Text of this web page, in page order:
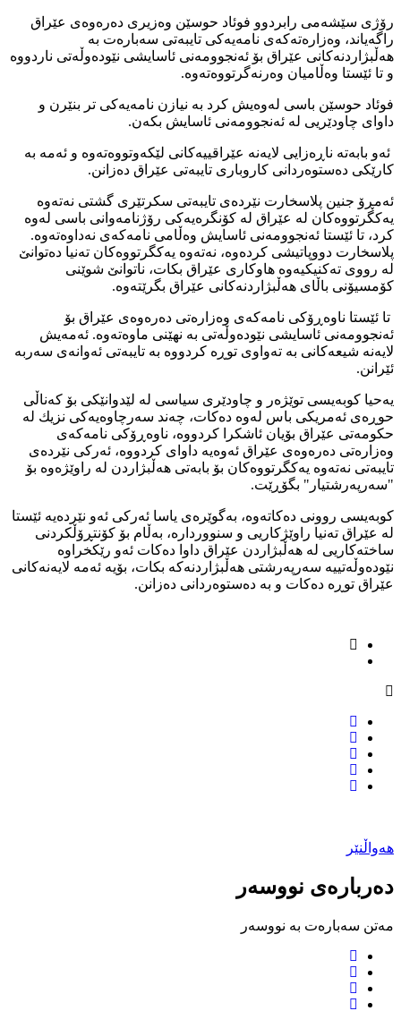
رۆژى سێشه‌مى رابردوو فوئاد حوسێن وه‌زیرى ده‌ره‌وه‌ى عێراق
راگه‌یاند، وه‌زاره‌ته‌كه‌ى نامه‌یه‌كى تایبه‌تى سه‌باره‌ت به‌
هه‌ڵبژاردنه‌كانى عێراق بۆ ئه‌نجوومه‌نى ئاسایشى نێوده‌وڵه‌تى ناردووه‌
و تا ئێستا وه‌ڵامیان وه‌رنه‌گرتووه‌ته‌وه‌.
فوئاد حوسێن باسى له‌وه‌یش كرد به ‌نیازن نامه‌یه‌كى تر بنێرن و
داواى چاودێريى له‌ ئه‌نجوومه‌نى ئاسایش بكه‌ن.
ئه‌و بابه‌ته‌ ناڕه‌زایى لایه‌نه‌ عێراقییه‌كانى لێكه‌وتووه‌ته‌وه‌ و ئه‌مه‌ به‌
كارێكى ده‌ستوه‌ردانى كاروبارى تایبه‌تى عێراق ده‌زانن.
ئه‌مڕۆ جنین پلاسخارت نێرده‌ى تایبه‌تى سكرتێرى گشتى نه‌ته‌وه‌
یه‌كگرتووه‌كان له‌ عێراق له‌ كۆنگره‌یه‌كى رۆژنامه‌وانى باسى له‌وه‌
كرد، تا ئێستا ئه‌نجوومه‌نى ئاسایش وه‌ڵامى نامه‌كه‌ى نه‌داوه‌ته‌وه‌.
پلاسخارت دووپاتیشى كرده‌وه‌، نه‌ته‌وه‌ یه‌كگرتووه‌كان ته‌نیا ده‌توانێ
له‌ رووى ته‌كنیكیه‌وه‌ هاوكارى عێراق بكات، ناتوانێ شوێنى
كۆمسیۆنى باڵاى هه‌ڵبژاردنه‌كانى عێراق بگرێته‌وه‌.
تا ئێستا ناوه‌ڕۆكى نامه‌كه‌ى وه‌زاره‌تى ده‌ره‌وه‌ى عێراق بۆ
ئه‌نجوومه‌نى ئاسایشى نێوده‌وڵه‌تى به‌ نهێنى ماوه‌ته‌وه‌. ئه‌مه‌یش
لایه‌نه‌ شیعه‌كانى به‌ ته‌واوى توڕه‌ كردووه‌ به‌ تایبه‌تى ئه‌وانه‌ى سه‌ربه‌
ئێرانن.
یه‌حیا كوبه‌یسى توێژه‌ر و چاودێرى سیاسى له‌ لێدوانێكى بۆ كه‌ناڵى
حوڕه‌ى ئه‌مریكى باس له‌وه‌ ده‌كات، چه‌ند سه‌رچاوه‌یه‌كى نزیك له‌
حكومه‌تى عێراق بۆیان ئاشكرا كردووه‌، ناوه‌ڕۆكى نامه‌كه‌ى
وه‌زاره‌تى ده‌ره‌وه‌ى عێراق ئه‌وه‌یه‌ داواى كردووه‌، ئه‌ركى نێرده‌ى
تایبه‌تى نه‌ته‌وه‌ یه‌كگرتووه‌كان بۆ بابه‌تى هه‌ڵبژاردن له‌ راوێژه‌وه‌ بۆ
"سه‌رپه‌رشتیار" بگۆڕێت.
كوبه‌یسى روونى ده‌كاته‌وه‌، به‌گوێره‌ى یاسا ئه‌ركى ئه‌و نێرده‌یه‌ ئێستا
له‌ عێراق ته‌نیا راوێژكاریی و سنوورداره‌، به‌ڵام بۆ كۆنتڕۆڵكردنى
ساخته‌كاریى له‌ هه‌ڵبژاردن عێراق داوا ده‌كات ئه‌و رێكخراوه‌
نێوده‌وڵه‌تییه‌ سه‌رپه‌رشتى هه‌ڵبژاردنه‌كه‌ بكات، بۆیه‌ ئه‌مه‌ لایه‌نه‌كانى
عێراق توڕه‌ ده‌كات و به‌ ده‌ستوه‌ردانى ده‌زانن.
هەواڵنێر
دەربارەی نووسەر
مەتن سەبارەت بە نووسەر